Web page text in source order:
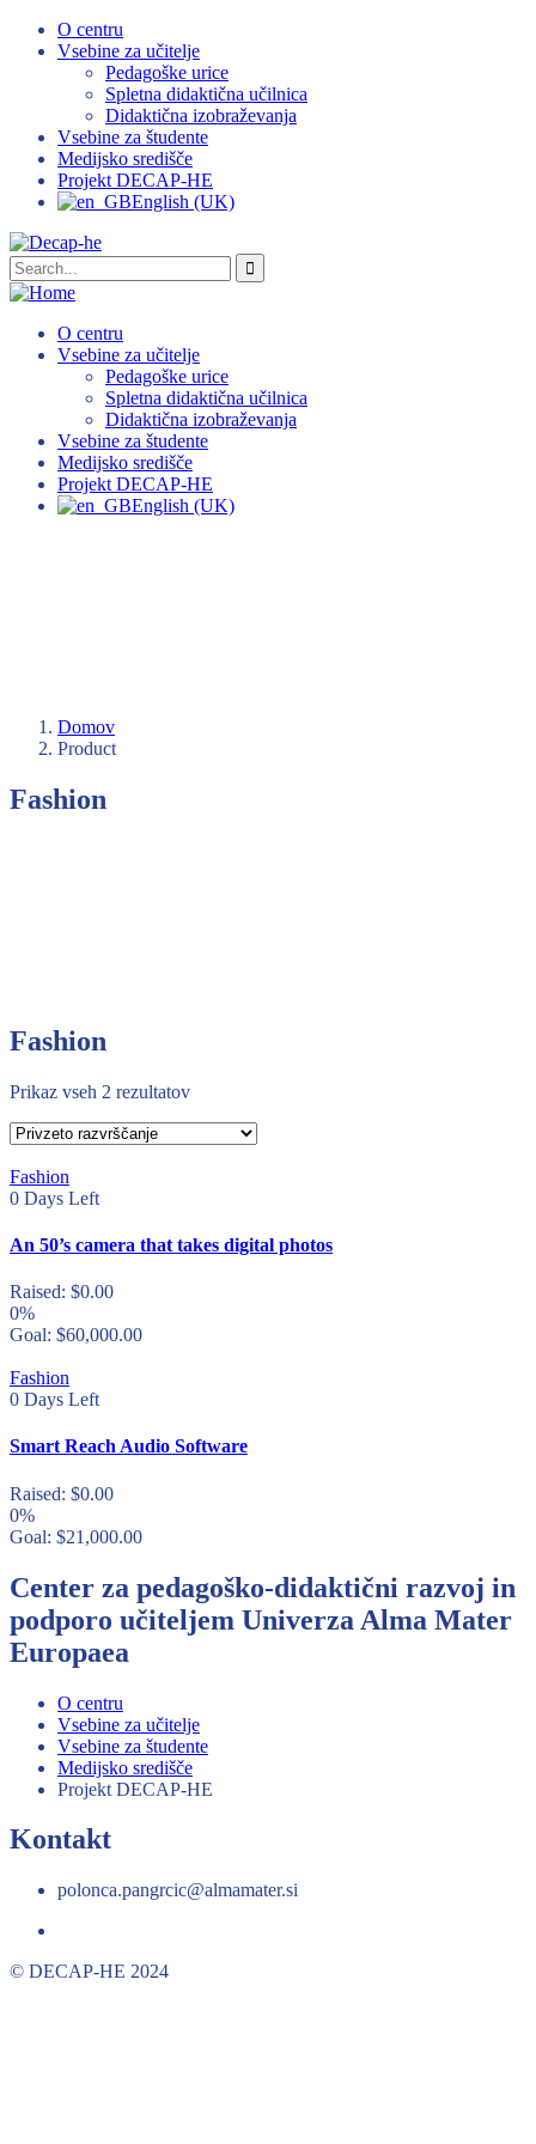
O centru
Vsebine za učitelje
Pedagoške urice
Spletna didaktična učilnica
Didaktična izobraževanja
Vsebine za študente
Medijsko središče
Projekt DECAP-HE
English (UK)
O centru
Vsebine za učitelje
Pedagoške urice
Spletna didaktična učilnica
Didaktična izobraževanja
Vsebine za študente
Medijsko središče
Projekt DECAP-HE
English (UK)
Domov
Product
Fashion
Fashion
Prikaz vseh 2 rezultatov
Fashion
0 Days Left
An 50’s camera that takes digital photos
Raised: $0.00
0%
Goal: $60,000.00
Fashion
0 Days Left
Smart Reach Audio Software
Raised: $0.00
0%
Goal: $21,000.00
Center za pedagoško-didaktični razvoj in
podporo učiteljem Univerza Alma Mater
Europaea
O centru
Vsebine za učitelje
Vsebine za študente
Medijsko središče
Projekt DECAP-HE
Kontakt
polonca.pangrcic@almamater.si
© DECAP-HE 2024